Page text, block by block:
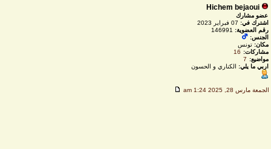
Hichem bejaoui
عضو مشارك
اشترك في:07 فبراير 2023
رقم العضوية:146991
الجنس:
مكان:تونس
مشاركات:
16
مواضيع:
7
اربي ما يلي:الكناري و الحسون
الجمعة مارس 28, 2025 1:24 am